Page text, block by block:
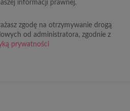
informacji prawnej.
zgodę na otrzymywanie drogą
od administratora, zgodnie z
prywatności